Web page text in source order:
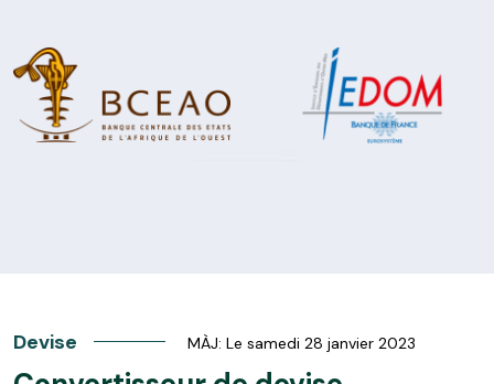
Devise MÀJ: Le samedi 28 janvier 2023